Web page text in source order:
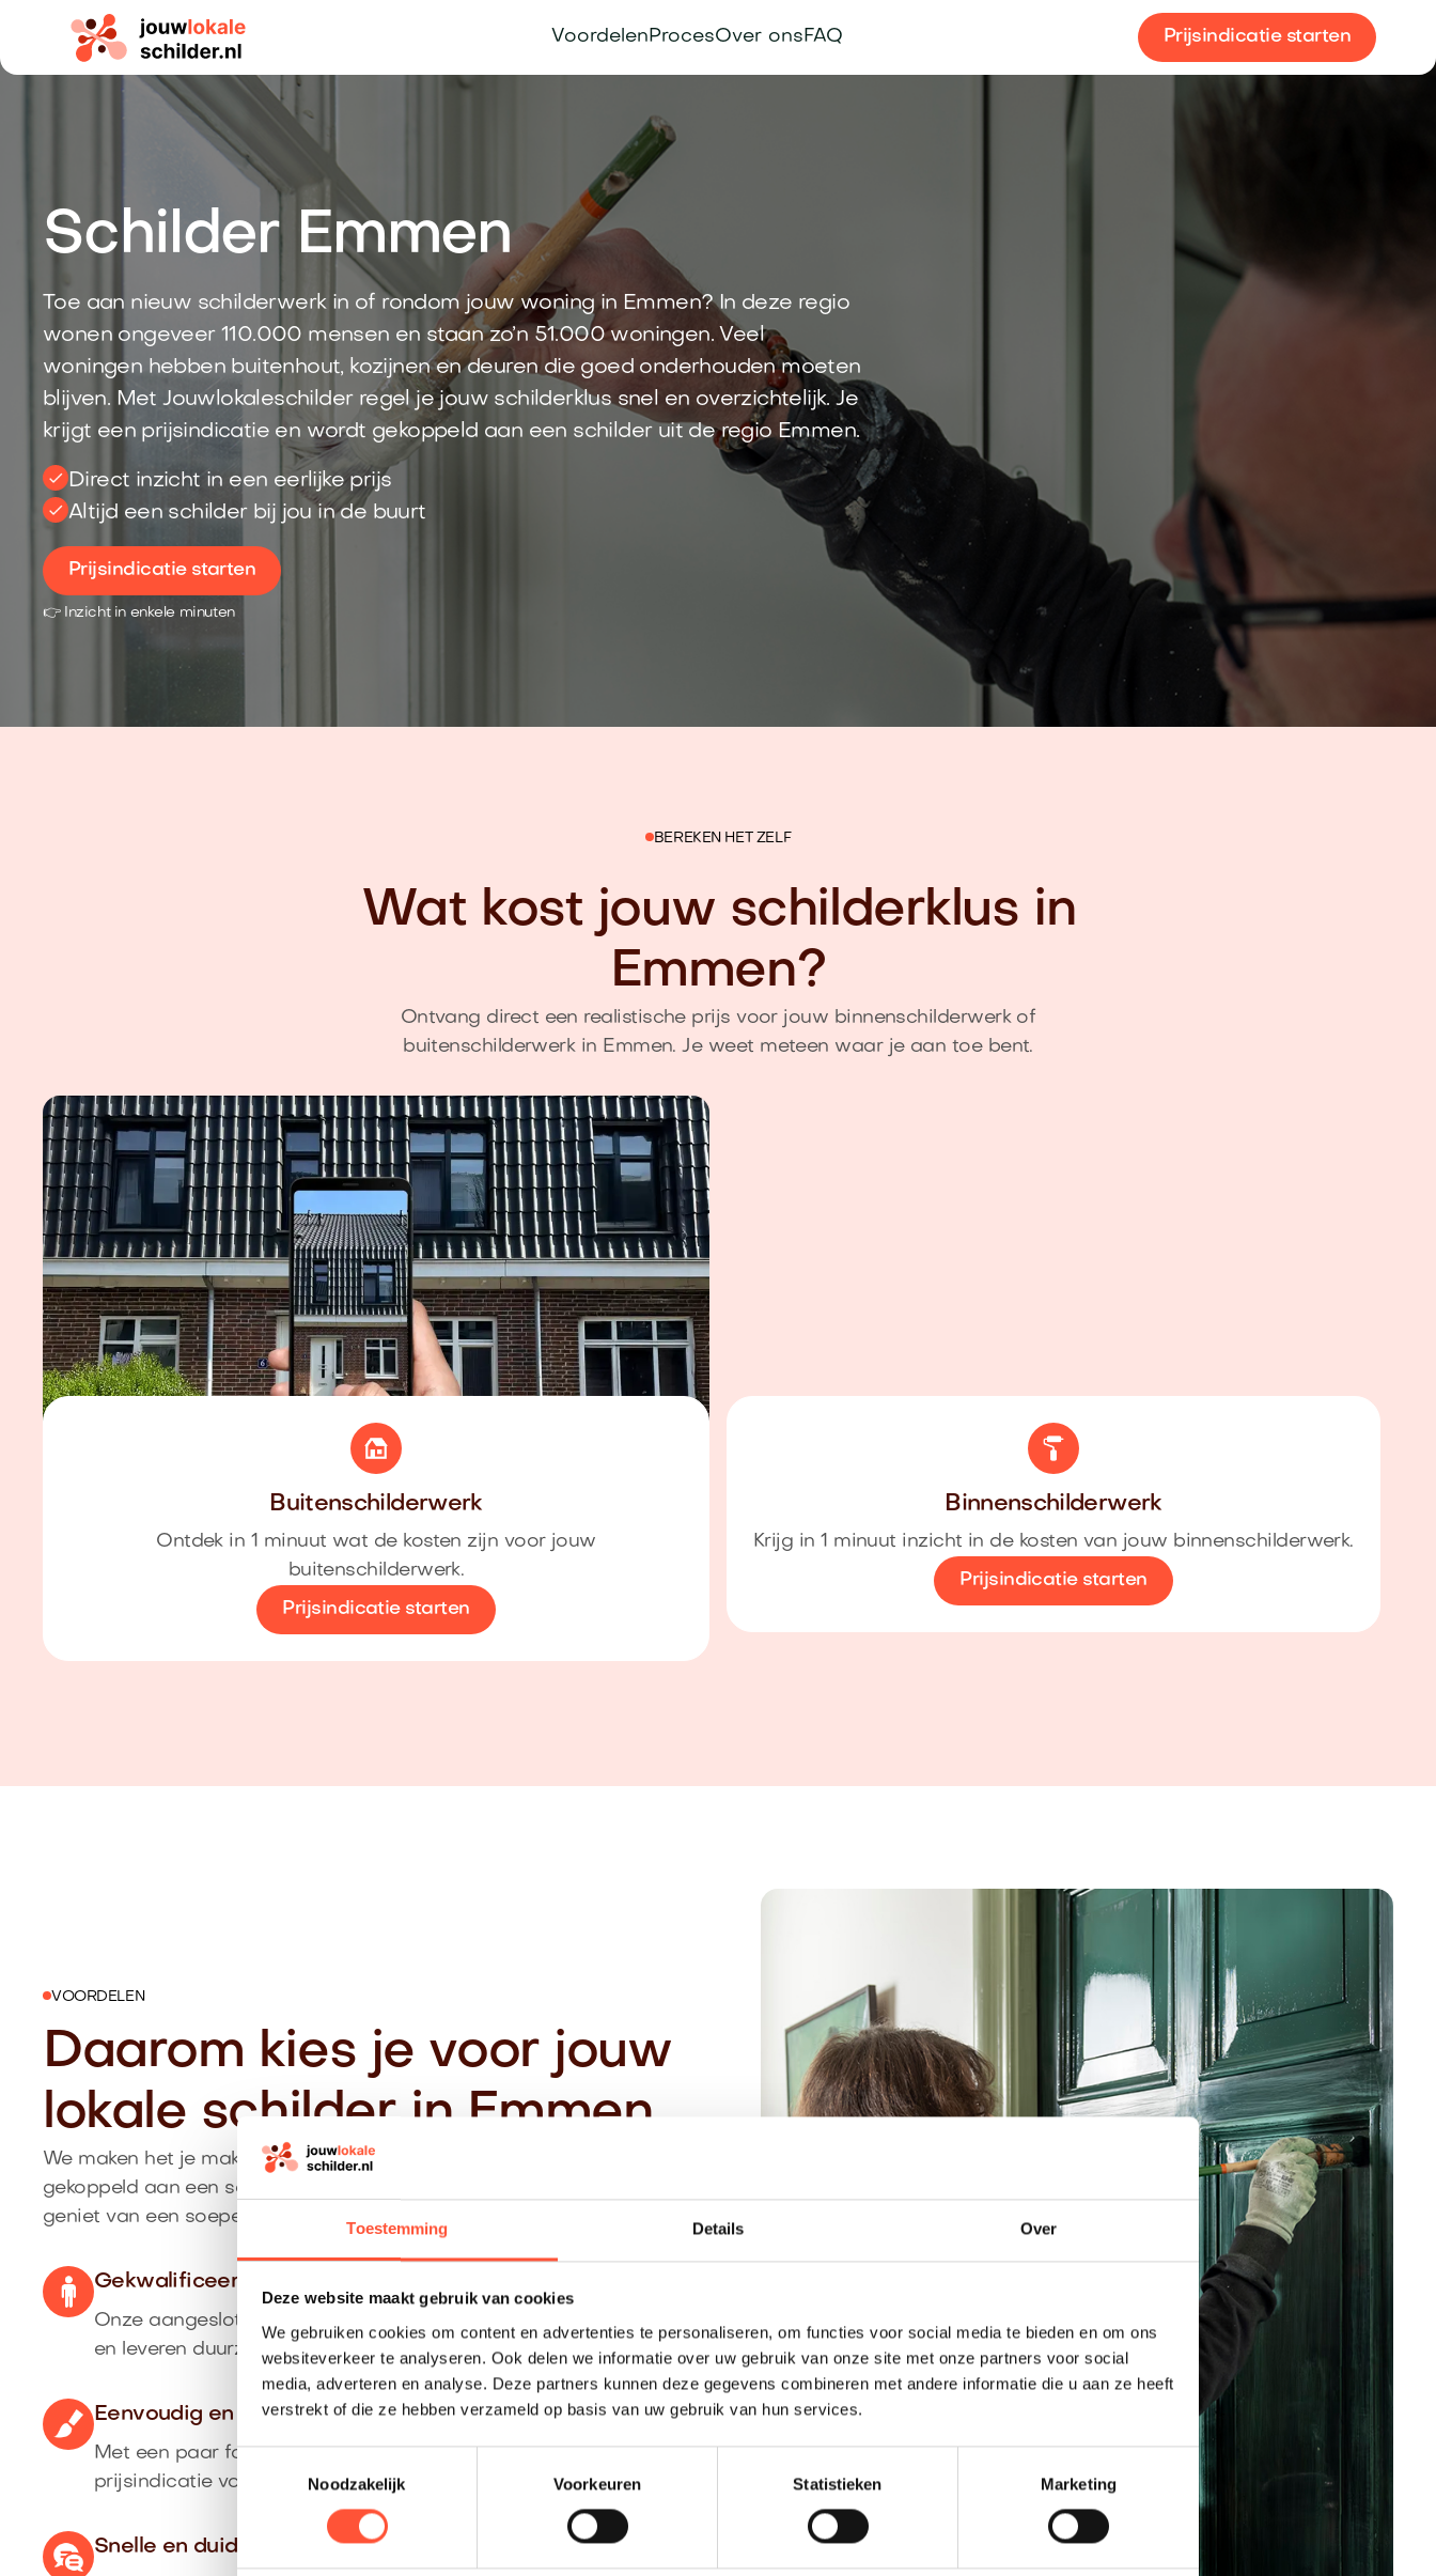
Toestemming Details Over
Deze website maakt gebruik van cookies
We gebruiken cookies om content en advertenties te personaliseren, om functies voor social media te bieden en om ons
websiteverkeer te analyseren. Ook delen we informatie over uw gebruik van onze site met onze partners voor social
media, adverteren en analyse. Deze partners kunnen deze gegevens combineren met andere informatie die u aan ze heeft
verstrekt of die ze hebben verzameld op basis van uw gebruik van hun services.
Toestemmingsselectie
Noodzakelijk
Voorkeuren Statistieken Marketing
VoordelenProcesOver onsFAQ Prijsindicatie starten
Schilder Emmen
Toe aan nieuw schilderwerk in of rondom jouw woning in Emmen? In deze regio
wonen ongeveer 110.000 mensen en staan zo’n 51.000 woningen. Veel
woningen hebben buitenhout, kozijnen en deuren die goed onderhouden moeten
blijven. Met Jouwlokaleschilder regel je jouw schilderklus snel en overzichtelijk. Je
krijgt een prijsindicatie en wordt gekoppeld aan een schilder uit de regio Emmen.
Direct inzicht in een eerlijke prijs
Altijd een schilder bij jou in de buurt
Prijsindicatie starten
👉 Inzicht in enkele minuten
BEREKEN HET ZELF
Wat kost jouw schilderklus in
Emmen?
Ontvang direct een realistische prijs voor jouw binnenschilderwerk of
buitenschilderwerk in Emmen. Je weet meteen waar je aan toe bent.
Buitenschilderwerk
Ontdek in 1 minuut wat de kosten zijn voor jouw
buitenschilderwerk.
Prijsindicatie starten
Binnenschilderwerk
Krijg in 1 minuut inzicht in de kosten van jouw binnenschilderwerk.
Prijsindicatie starten
VOORDELEN
Daarom kies je voor jouw
lokale schilder in Emmen
We maken het je makkelijk: je krijgt een duidelijke prijsindicatie, wordt
gekoppeld aan een schilder uit Emmen die past bij jouw wensen en
geniet van een soepel proces van aanvraag tot oplevering.
Gekwalificeerde vakschilder uit Emmen
Onze aangesloten schilders komen uit de regio, werken netjes
en leveren duurzaam schilderwerk af.
Eenvoudig en nauwkeurig
Met een paar foto’s ontvang je direct een betrouwbare
prijsindicatie voor jouw klus.
Snelle en duidelijke communicatie